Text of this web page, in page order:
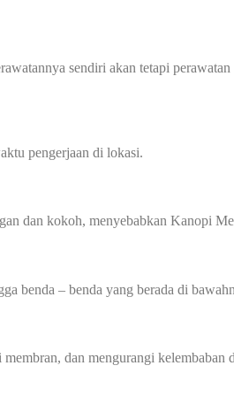
sendiri akan tetapi
pengerjaan di lokasi.
dan kokoh, menyebabkan Kanopi
benda – benda yang berada di
dan mengurangi